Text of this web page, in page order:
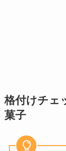
格付けチェ
菓子